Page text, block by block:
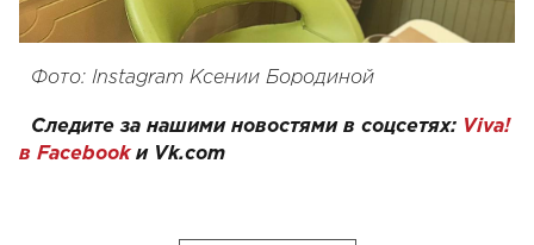
Фото: Instagram Ксении Бородиной
Следите за нашими новостями в соцсетях: Viva!
в Facebookи Vk.com